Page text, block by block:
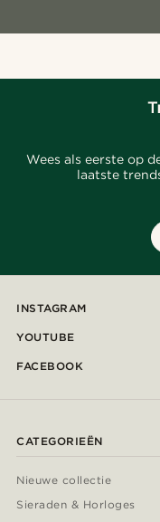
Wees als eerste op
laatste
INSTAGRAM
YOUTUBE
FACEBOOK
CATEGORIEËN
Nieuwe collectie
Sieraden & Horloges